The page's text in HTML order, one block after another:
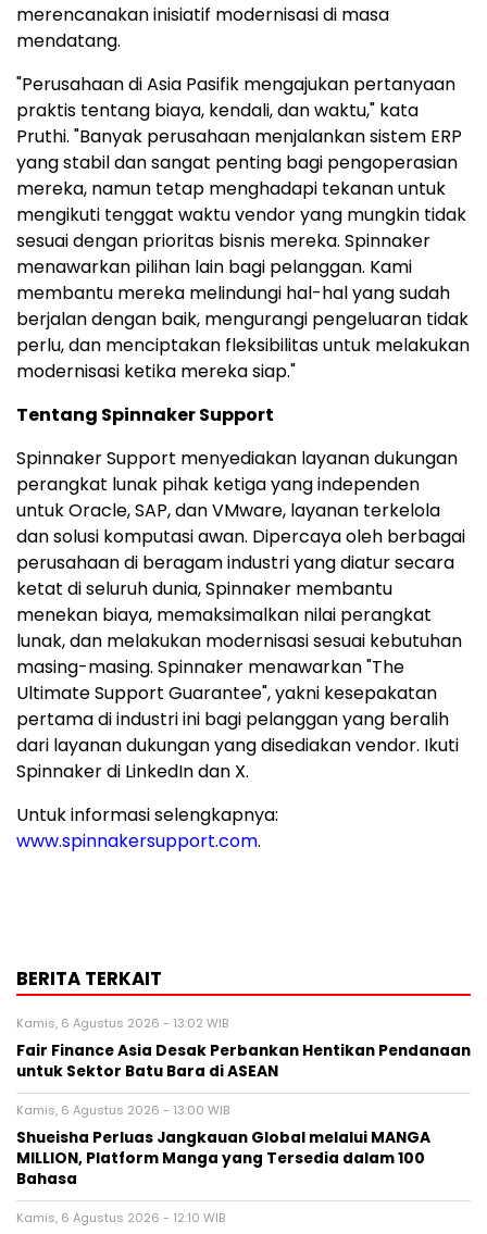
merencanakan inisiatif modernisasi di masa
mendatang.
"Perusahaan di Asia Pasifik mengajukan pertanyaan
praktis tentang biaya, kendali, dan waktu," kata
Pruthi. "Banyak perusahaan menjalankan sistem ERP
yang stabil dan sangat penting bagi pengoperasian
mereka, namun tetap menghadapi tekanan untuk
mengikuti tenggat waktu vendor yang mungkin tidak
sesuai dengan prioritas bisnis mereka. Spinnaker
menawarkan pilihan lain bagi pelanggan. Kami
membantu mereka melindungi hal-hal yang sudah
berjalan dengan baik, mengurangi pengeluaran tidak
perlu, dan menciptakan fleksibilitas untuk melakukan
modernisasi ketika mereka siap."
Tentang Spinnaker Support
Spinnaker Support menyediakan layanan dukungan
perangkat lunak pihak ketiga yang independen
untuk Oracle, SAP, dan VMware, layanan terkelola
dan solusi komputasi awan. Dipercaya oleh berbagai
perusahaan di beragam industri yang diatur secara
ketat di seluruh dunia, Spinnaker membantu
menekan biaya, memaksimalkan nilai perangkat
lunak, dan melakukan modernisasi sesuai kebutuhan
masing-masing. Spinnaker menawarkan "The
Ultimate Support Guarantee", yakni kesepakatan
pertama di industri ini bagi pelanggan yang beralih
dari layanan dukungan yang disediakan vendor. Ikuti
Spinnaker di LinkedIn dan X.
Untuk informasi selengkapnya:
www.spinnakersupport.com.
BERITA TERKAIT
Kamis, 6 Agustus 2026 - 13:02 WIB
Fair Finance Asia Desak Perbankan Hentikan Pendanaan
untuk Sektor Batu Bara di ASEAN
Kamis, 6 Agustus 2026 - 13:00 WIB
Shueisha Perluas Jangkauan Global melalui MANGA
MILLION, Platform Manga yang Tersedia dalam 100
Bahasa
Kamis, 6 Agustus 2026 - 12:10 WIB